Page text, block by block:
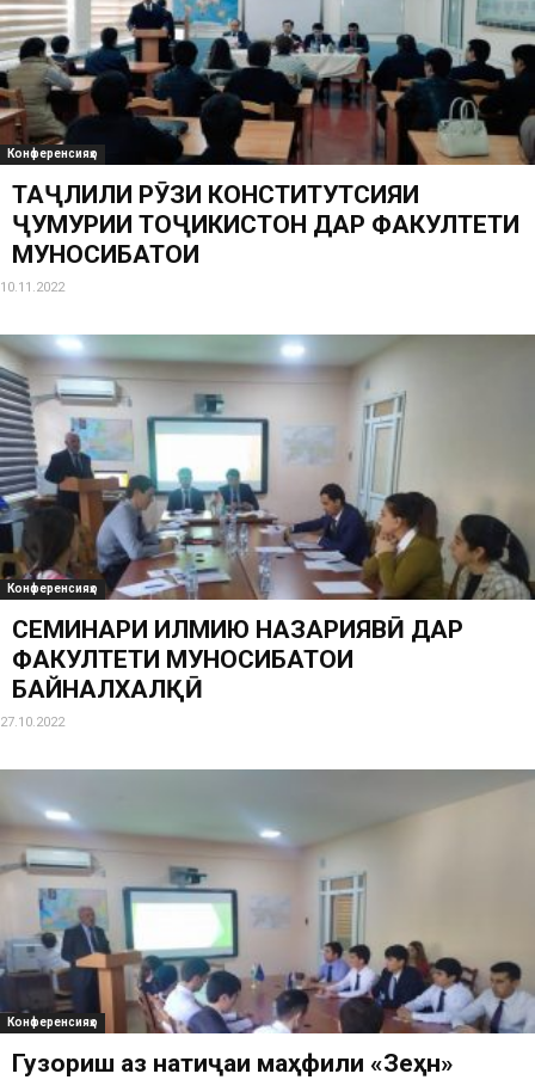
Конференсияҳо
ТАҶЛИЛИ РӮЗИ КОНСТИТУТСИЯИ
ҶУМҲУРИИ ТОҶИКИСТОН ДАР ФАКУЛТЕТИ
МУНОСИБАТҲОИ
10.11.2022
Конференсияҳо
СЕМИНАРИ ИЛМИЮ НАЗАРИЯВӢ ДАР
ФАКУЛТЕТИ МУНОСИБАТҲОИ
БАЙНАЛХАЛҚӢ
27.10.2022
Конференсияҳо
Гузориш аз натиҷаи маҳфили «Зеҳн»